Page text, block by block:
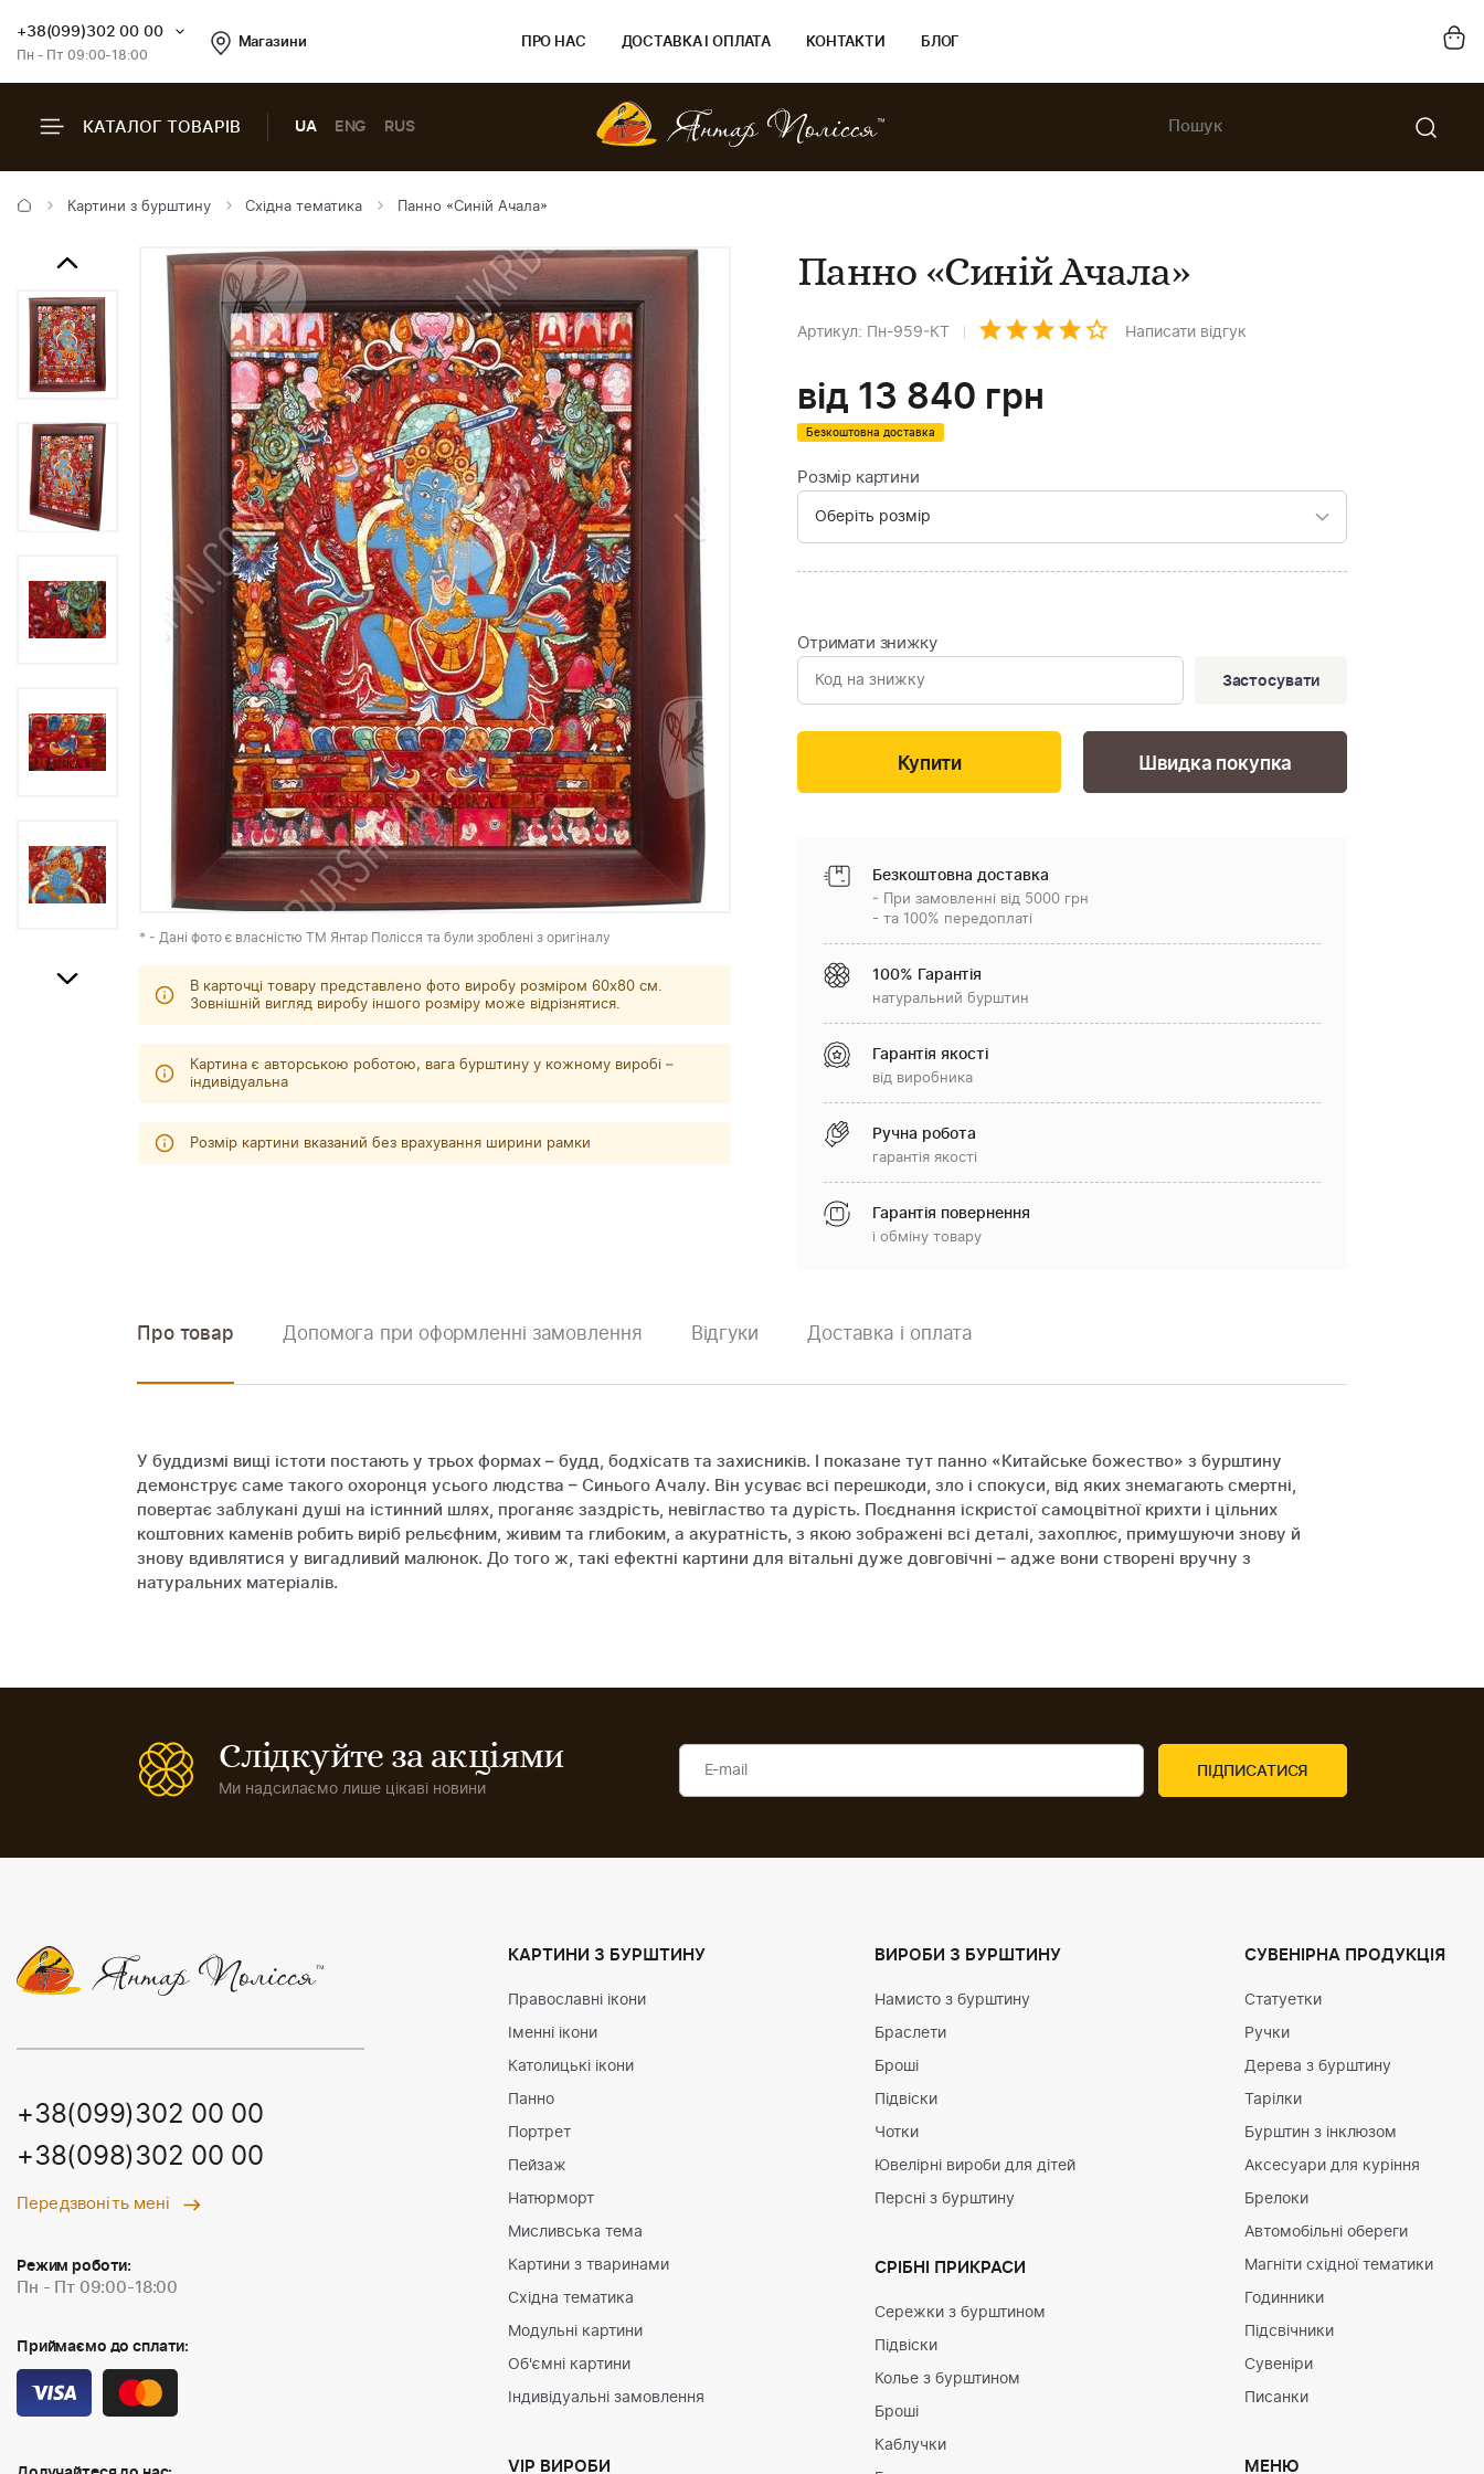
+38(099)302 00 00
Пн - Пт 09:00-18:00
Магазини ПРО НАС ДОСТАВКА І ОПЛАТА КОНТАКТИ БЛОГ
КАТАЛОГ ТОВАРІВ UA ENG RUS
Картини з бурштину Східна тематика Панно «Синій Ачала»
* - Дані фото є власністю ТМ Янтар Полісся та були зроблені з оригіналу
В карточці товару представлено фото виробу розміром 60x80 см.
Зовнішній вигляд виробу іншого розміру може відрізнятися.
Картина є авторською роботою, вага бурштину у кожному виробі –
індивідуальна
Розмір картини вказаний без врахування ширини рамки
Панно «Синій Ачала»
Артикул: Пн-959-КТ Написати відгук
від 13 840 грн
Безкоштовна доставка
Розмір картини
Отримати знижку
Застосувати
Швидка покупка
Безкоштовна доставка
- При замовленні від 5000 грн
- та 100% передоплаті
100% Гарантія
натуральний бурштин
Гарантія якості
від виробника
Ручна робота
гарантія якості
Гарантія повернення
і обміну товару
Про товар Допомога при оформленні замовлення Відгуки Доставка і оплата
У буддизмі вищі істоти постають у трьох формах – будд, бодхісатв та захисників. І показане тут панно «Китайське божество» з бурштину
демонструє саме такого охоронця усього людства – Синього Ачалу. Він усуває всі перешкоди, зло і спокуси, від яких знемагають смертні,
повертає заблукані душі на істинний шлях, проганяє заздрість, невігластво та дурість. Поєднання іскристої самоцвітної крихти і цільних
коштовних каменів робить виріб рельєфним, живим та глибоким, а акуратність, з якою зображені всі деталі, захоплює, примушуючи знову й
знову вдивлятися у вигадливий малюнок. До того ж, такі ефектні картини для вітальні дуже довговічні – адже вони створені вручну з
натуральних матеріалів.
Слідкуйте за акціями
Ми надсилаємо лише цікаві новини
+38(099)302 00 00
+38(098)302 00 00
Передзвоніть мені
Режим роботи:
Пн - Пт 09:00-18:00
Приймаємо до сплати:
КАРТИНИ З БУРШТИНУ
Православні ікони
Іменні ікони
Католицькі ікони
Панно
Портрет
Пейзаж
Натюрморт
Мисливська тема
Картини з тваринами
Східна тематика
Модульні картини
Об'ємні картини
Індивідуальні замовлення
VIP ВИРОБИ
ВИРОБИ З БУРШТИНУ
Намисто з бурштину
Браслети
Броші
Підвіски
Чотки
Ювелірні вироби для дітей
Персні з бурштину
СРІБНІ ПРИКРАСИ
Сережки з бурштином
Підвіски
Колье з бурштином
Броші
Каблучки
СУВЕНІРНА ПРОДУКЦІЯ
Статуетки
Ручки
Дерева з бурштину
Тарілки
Бурштин з інклюзом
Аксесуари для куріння
Брелоки
Автомобільні обереги
Магніти східної тематики
Годинники
Підсвічники
Сувеніри
Писанки
МЕНЮ